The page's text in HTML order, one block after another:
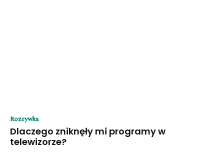
Rozrywka
Dlaczego zniknęły mi programy w
telewizorze?